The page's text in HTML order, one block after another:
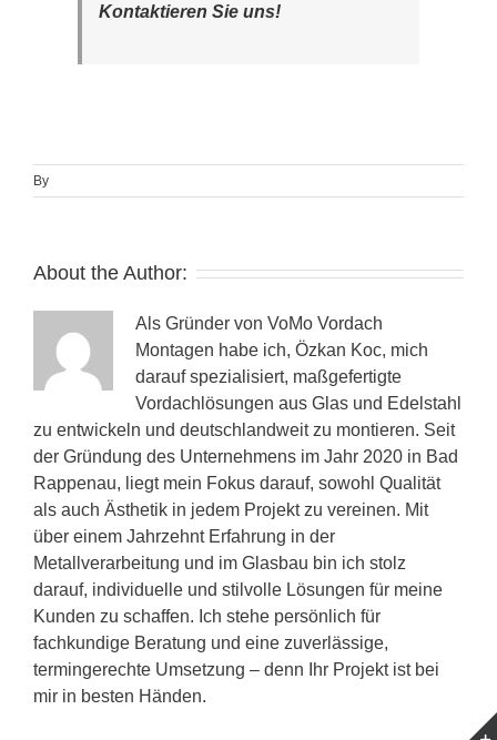
Kontaktieren Sie uns!
By
About the Author:
Als Gründer von VoMo Vordach
Montagen habe ich, Özkan Koc, mich
darauf spezialisiert, maßgefertigte
Vordachlösungen aus Glas und Edelstahl
zu entwickeln und deutschlandweit zu montieren. Seit
der Gründung des Unternehmens im Jahr 2020 in Bad
Rappenau, liegt mein Fokus darauf, sowohl Qualität
als auch Ästhetik in jedem Projekt zu vereinen. Mit
über einem Jahrzehnt Erfahrung in der
Metallverarbeitung und im Glasbau bin ich stolz
darauf, individuelle und stilvolle Lösungen für meine
Kunden zu schaffen. Ich stehe persönlich für
fachkundige Beratung und eine zuverlässige,
termingerechte Umsetzung – denn Ihr Projekt ist bei
mir in besten Händen.